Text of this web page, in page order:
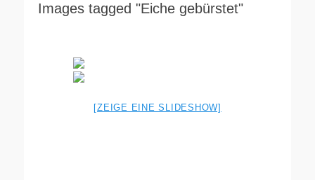
Images tagged "Eiche gebürstet"
[ZEIGE EINE SLIDESHOW]